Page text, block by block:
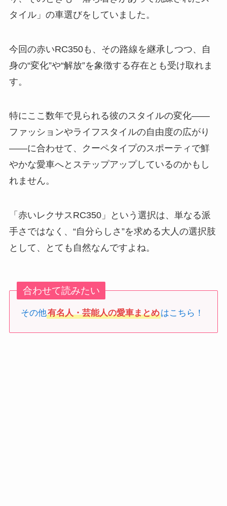
タイル」の車選びをしていました。
今回の赤いRC350も、その路線を継承しつつ、自
身の“変化”や“解放”を象徴する存在とも受け取れま
す。
特にここ数年で見られる彼のスタイルの変化――
ファッションやライフスタイルの自由度の広がり
――に合わせて、クーペタイプのスポーティで鮮
やかな愛車へとステップアップしているのかもし
れません。
「赤いレクサスRC350」という選択は、単なる派
手さではなく、“自分らしさ”を求める大人の選択肢
として、とても自然なんですよね。
合わせて読みたい
その他有名人・芸能人の愛車まとめはこちら！